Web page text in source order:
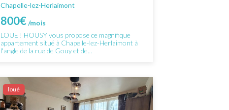
Chapelle-lez-Herlaimont
800€/mois
LOUE ! HOUSY vous propose ce magnifique
appartement situé à Chapelle-lez-Herlaimont à
l'angle de la rue de Gouy et de...
Ιoué